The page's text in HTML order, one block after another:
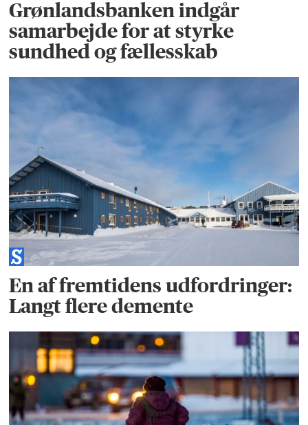
Grønlandsbanken indgår
samarbejde for at styrke
sundhed og fællesskab
En af fremtidens udfordringer:
Langt flere demente